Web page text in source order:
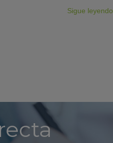
Sigue leyendo